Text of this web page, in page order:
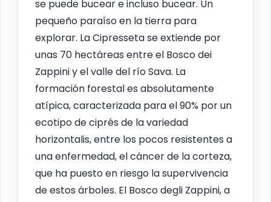
se puede bucear e incluso bucear. Un
pequeño paraíso en la tierra para
explorar. La Cipresseta se extiende por
unas 70 hectáreas entre el Bosco dei
Zappini y el valle del río Sava. La
formación forestal es absolutamente
atípica, caracterizada para el 90% por un
ecotipo de ciprés de la variedad
horizontalis, entre los pocos resistentes a
una enfermedad, el cáncer de la corteza,
que ha puesto en riesgo la supervivencia
de estos árboles. El Bosco degli Zappini, a